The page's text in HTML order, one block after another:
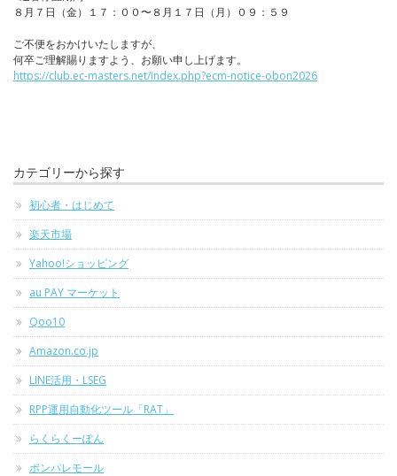
８月７日（金）１７：００〜８月１７日（月）０９：５９
ご不便をおかけいたしますが、
何卒ご理解賜りますよう、お願い申し上げます。
https://club.ec-masters.net/index.php?ecm-notice-obon2026
カテゴリーから探す
初心者・はじめて
楽天市場
Yahoo!ショッピング
au PAY マーケット
Qoo10
Amazon.co.jp
LINE活用・LSEG
RPP運用自動化ツール「RAT」
らくらくーぽん
ポンパレモール